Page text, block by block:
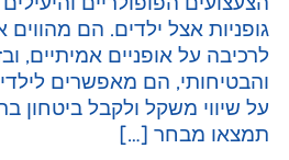
אצל ילדים. הם מהווים
על אופניים אמיתיים,
הם מאפשרים לילדים
שיווי משקל ולקבל ביטחון
מבחר […]